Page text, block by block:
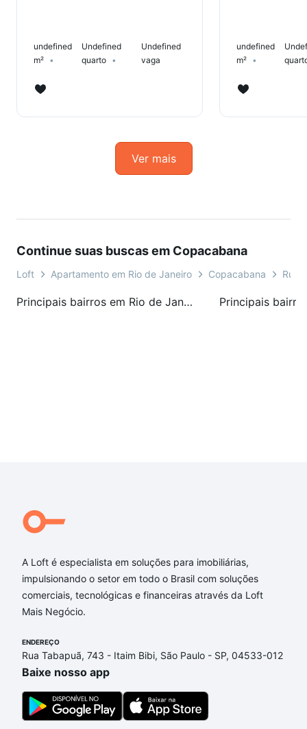
undefined
m²
Undefined
quarto
Undefined
vaga
undefined
m²
Ver mais
Continue suas buscas em Copacabana
Loft Apartamento em Rio de Janeiro Copacabana Rua
Principais bairros em Rio de Janeiro, RJ
A Loft é especialista em soluções para imobiliárias,
impulsionando o setor em todo o Brasil com soluções
comerciais, tecnológicas e financeiras através da Loft
Mais Negócio.
ENDEREÇO
Rua Tabapuã, 743 - Itaim Bibi, São Paulo - SP, 04533-012
Baixe nosso app